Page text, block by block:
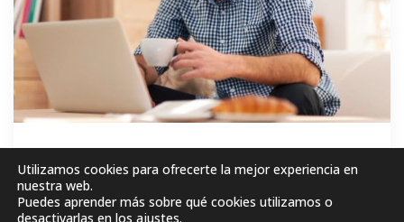
GRATIS
MATRICÚLESE AHORA!
Utilizamos cookies para ofrecerte la mejor experiencia en
nuestra web.
Puedes aprender más sobre qué cookies utilizamos o
desactivarlas en los ajustes.